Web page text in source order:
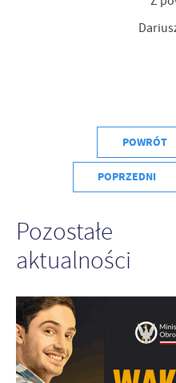
POWRÓT
POPRZEDNI
Pozostałe
aktualności